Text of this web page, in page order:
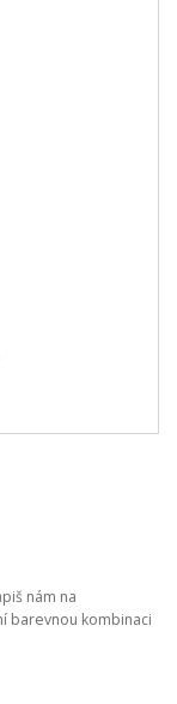
nám na
barevnou kombinaci